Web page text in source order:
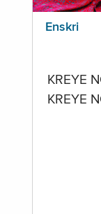
Enskri
KREYE
KREYE